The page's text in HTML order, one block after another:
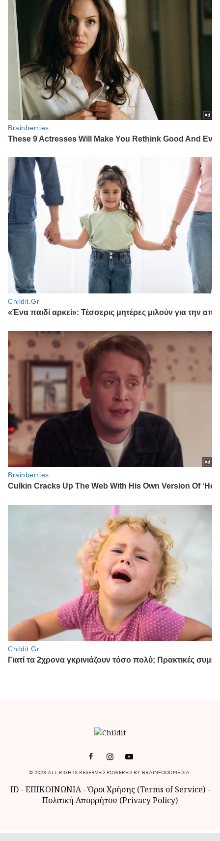
© 2023 ALL RIGHTS RESERVED POWERED BY BRAINFOODMEDIA.
ID- ΕΠΙΚΟΙΝΩΝΙΑ-Όροι Χρήσης (Terms of Service)-
Πολιτική Απορρήτου (Privacy Policy)